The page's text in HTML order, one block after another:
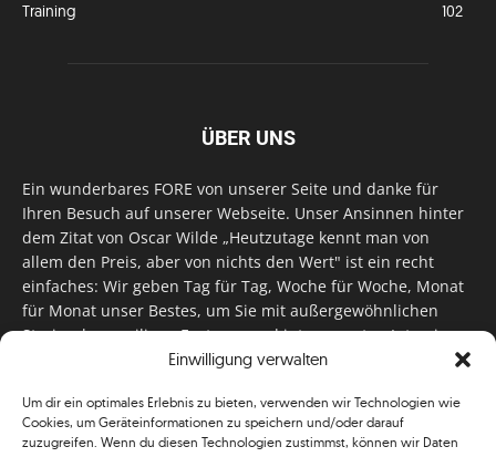
Einwilligung verwalten
Um dir ein optimales Erlebnis zu bieten, verwenden wir Technologien wie
Cookies, um Geräteinformationen zu speichern und/oder darauf
zuzugreifen. Wenn du diesen Technologien zustimmst, können wir Daten
Training
102
ÜBER UNS
Ein wunderbares FORE von unserer Seite und danke für
Ihren Besuch auf unserer Webseite. Unser Ansinnen hinter
dem Zitat von Oscar Wilde „Heutzutage kennt man von
allem den Preis, aber von nichts den Wert" ist ein recht
einfaches: Wir geben Tag für Tag, Woche für Woche, Monat
für Monat unser Bestes, um Sie mit außergewöhnlichen
Stories, kurzweiligen Features und interessanten Interviews
zu versorgen. Im Magazin, auf unserer Website & auf
klassischen Wortsinn nicht nur Anerkennung!